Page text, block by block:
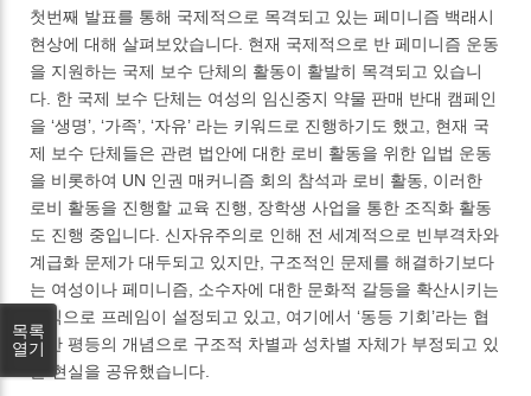
첫번째 발표를 통해 국제적으로 목격되고 있는 페미니즘 백래시
현상에 대해 살펴보았습니다. 현재 국제적으로 반 페미니즘 운동
을 지원하는 국제 보수 단체의 활동이 활발히 목격되고 있습니
다. 한 국제 보수 단체는 여성의 임신중지 약물 판매 반대 캠페인
을 ‘생명’, ‘가족’, ‘자유’ 라는 키워드로 진행하기도 했고, 현재 국
제 보수 단체들은 관련 법안에 대한 로비 활동을 위한 입법 운동
을 비롯하여 UN 인권 매커니즘 회의 참석과 로비 활동, 이러한
로비 활동을 진행할 교육 진행, 장학생 사업을 통한 조직화 활동
도 진행 중입니다. 신자유주의로 인해 전 세계적으로 빈부격차와
계급화 문제가 대두되고 있지만, 구조적인 문제를 해결하기보다
는 여성이나 페미니즘, 소수자에 대한 문화적 갈등을 확산시키는
방식으로 프레임이 설정되고 있고, 여기에서 ‘동등 기회’라는 협
소한 평등의 개념으로 구조적 차별과 성차별 자체가 부정되고 있
는 현실을 공유했습니다.
목록
열기